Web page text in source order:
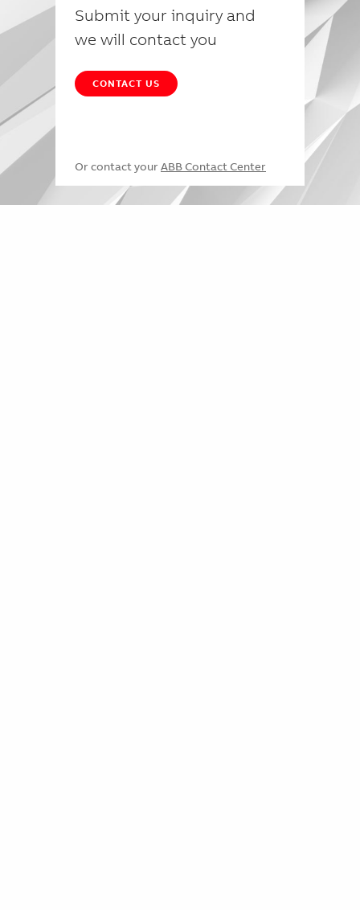
Submit your inquiry and
we will contact you
CONTACT US
Or contact your ABB Contact Center